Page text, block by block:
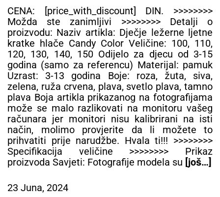
– DEČIJE PANTALONE
CENA: [price_with_discount] DIN. >>>>>>>>
Možda ste zanimljivi >>>>>>>> Detalji o
proizvodu: Naziv artikla: Dječje ležerne ljetne
kratke hlače Candy Color Veličine: 100, 110,
120, 130, 140, 150 Odijelo za djecu od 3-15
godina (samo za referencu) Materijal: pamuk
Uzrast: 3-13 godina Boje: roza, žuta, siva,
zelena, ruža crvena, plava, svetlo plava, tamno
plava Boja artikla prikazanog na fotografijama
može se malo razlikovati na monitoru vašeg
računara jer monitori nisu kalibrirani na isti
način, molimo provjerite da li možete to
prihvatiti prije narudžbe. Hvala ti!!! >>>>>>>>
Specifikacija veličine >>>>>>>> Prikaz
proizvoda Savjeti: Fotografije modela su [još…]
23 Juna, 2024